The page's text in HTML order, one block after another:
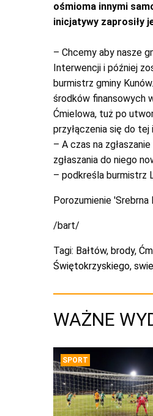
ośmioma innymi
inicjatywy zaprosiły
– Chcemy aby nasze
Interwencji i później
burmistrz gminy
środków finansowych
Ćmielowa, tuż po
przyłączenia się do
– A czas na
zgłaszania do niego
– podkreśla burmistrz
Porozumienie 'Srebrna
/bart/
Tagi: Bałtów, brody,
Świętokrzyskiego,
WAŻNE
SPORT